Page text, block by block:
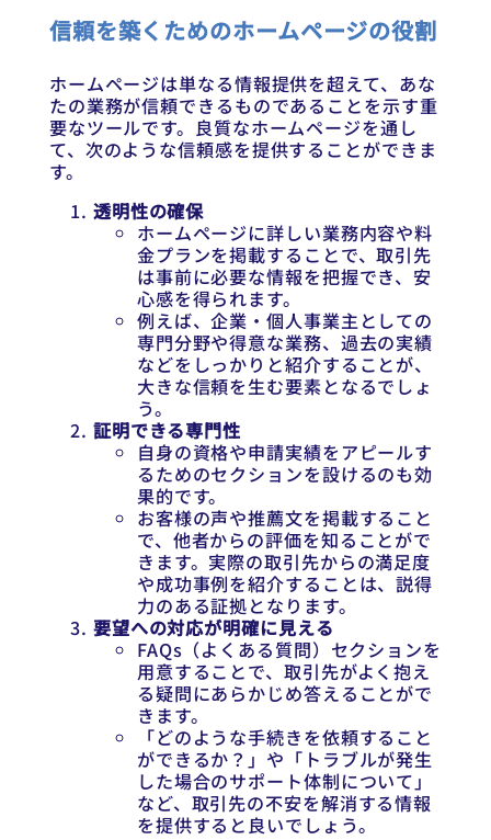
信頼を築くためのホームページの役割
ホームページは単なる情報提供を超えて、あな
たの業務が信頼できるものであることを示す重
要なツールです。良質なホームページを通し
て、次のような信頼感を提供することができま
す。
透明性の確保
ホームページに詳しい業務内容や料
金プランを掲載することで、取引先
は事前に必要な情報を把握でき、安
心感を得られます。
例えば、企業・個人事業主としての
専門分野や得意な業務、過去の実績
などをしっかりと紹介することが、
大きな信頼を生む要素となるでしょ
う。
証明できる専門性
自身の資格や申請実績をアピールす
るためのセクションを設けるのも効
果的です。
お客様の声や推薦文を掲載すること
で、他者からの評価を知ることがで
きます。実際の取引先からの満足度
や成功事例を紹介することは、説得
力のある証拠となります。
要望への対応が明確に見える
FAQs（よくある質問）セクションを
用意することで、取引先がよく抱え
る疑問にあらかじめ答えることがで
きます。
「どのような手続きを依頼すること
ができるか？」や「トラブルが発生
した場合のサポート体制について」
など、取引先の不安を解消する情報
を提供すると良いでしょう。